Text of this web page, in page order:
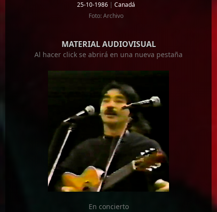
25-10-1986|Canadá
Foto: Archivo
MATERIAL AUDIOVISUAL
Al hacer click se abrirá en una nueva pestaña
En concierto